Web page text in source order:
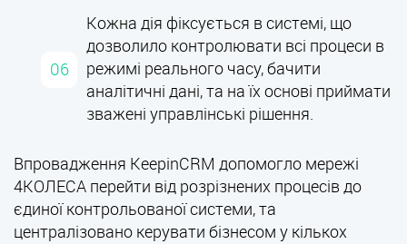
Кожна дія фіксується в системі, що
дозволило контролювати всі процеси в
режимі реального часу, бачити
аналітичні дані, та на їх основі приймати
зважені управлінські рішення.
Впровадження KeepinCRM допомогло мережі
4КОЛЕСА перейти від розрізнених процесів до
єдиної контрольованої системи, та
централізовано керувати бізнесом у кількох